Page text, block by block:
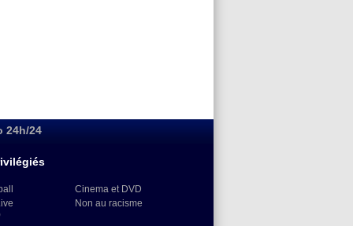
24h/24
Cinema et DVD
Non au racisme